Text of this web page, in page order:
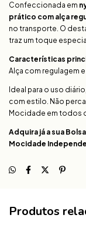
Confeccionada em
prático com alça
no transporte. O
traz um toque
Características
Alça com regulagem
Ideal para o uso
com estilo. Não perca
Mocidade em todos
Adquira já a sua
Mocidade
Produtos